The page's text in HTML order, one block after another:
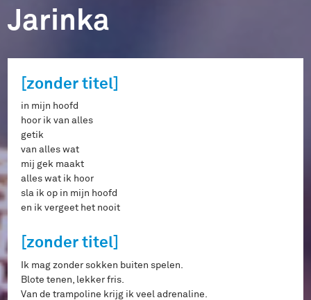
Jarinka
[zonder titel]
in mijn hoofd
hoor ik van alles
getik
van alles wat
mij gek maakt
alles wat ik hoor
sla ik op in mijn hoofd
en ik vergeet het nooit
[zonder titel]
Ik mag zonder sokken buiten spelen.
Blote tenen, lekker fris.
Van de trampoline krijg ik veel adrenaline.